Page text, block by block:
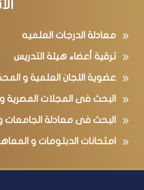
معادلة الدرجات العلميه
ترقية أعضاء هيئة التدريس
عضوية اللجان العلمية و
البحث فى المجلات المصرية
البحث فى معادلة الجامعات
امتحانات الدبلومات و